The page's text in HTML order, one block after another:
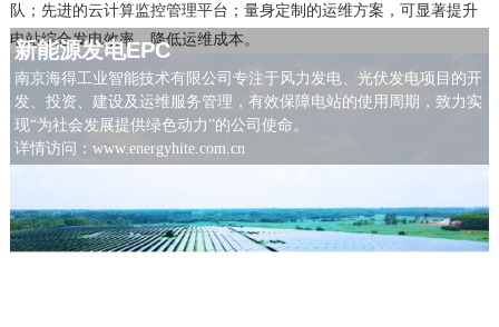
新能源发电EPC
南京海得工业智能技术有限公司专注于风力发电、光伏发电项目的开
发、投资、建设及运维服务管理，有效保障电站的使用周期，致力实
现“为社会发展提供绿色动力”的公司使命。
详情访问：www.energyhite.com.cn
队；先进的云计算监控管理平台；量身定制的运维方案，可显著提升
电站综合发电效率，降低运维成本。